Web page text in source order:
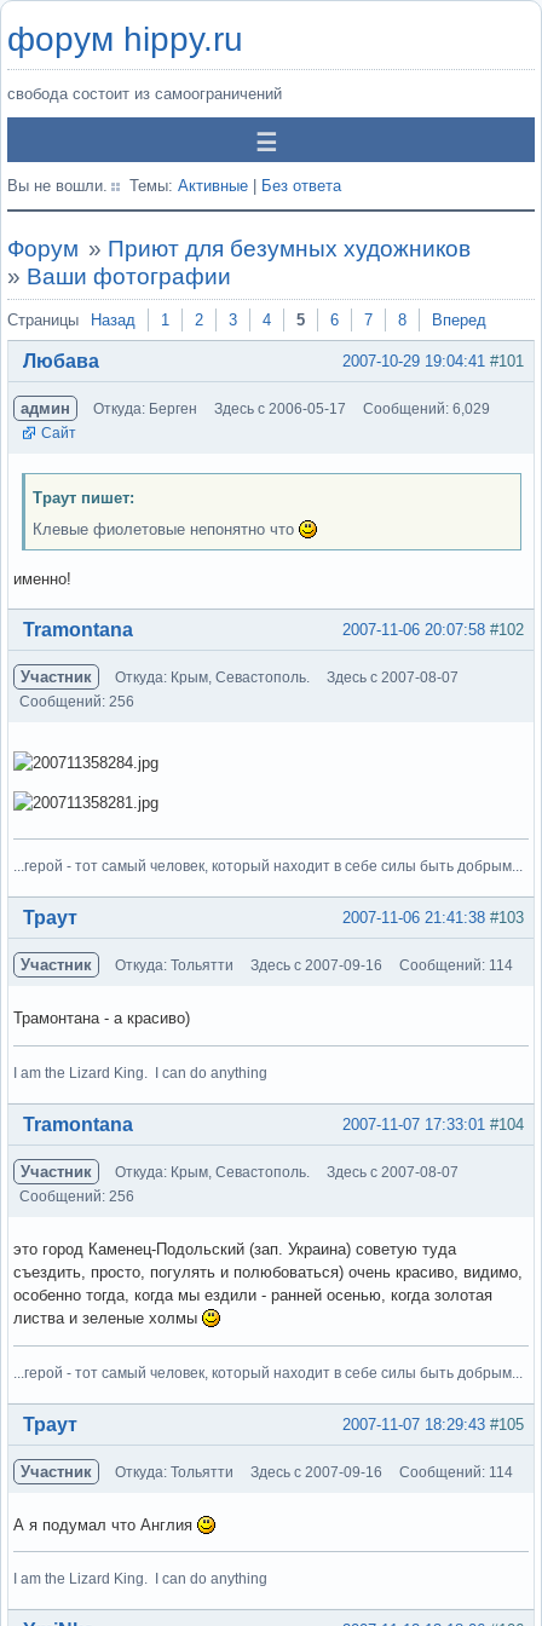
форум hippy.ru
свобода состоит из самоограничений
Вы не вошли. Темы: Активные Без ответа
Форум » Приют для безумных художников
» Ваши фотографии
Страницы Назад 1 2 3 4 5 6 7 8 Вперед
#101
2007-10-29 19:04:41
Любава
админ Откуда: Берген Здесь с 2006-05-17
Сообщений: 6,029
Сайт
Траут пишет:
Клевые фиолетовые непонятно что
именно!
Вне форума #102
2007-11-06 20:07:58
Tramontana
Участник Откуда: Крым, Севастополь.
Здесь с 2007-08-07
Сообщений: 256
...герой - тот самый человек, который находит в себе силы быть добрым...
Вне форума #103
2007-11-06 21:41:38
Траут
Участник Откуда: Тольятти Здесь с 2007-09-16 Сообщений: 114
Трамонтана - а красиво)
I am the Lizard King. I can do anything
Вне форума #104
2007-11-07 17:33:01
Tramontana
Участник Откуда: Крым, Севастополь.
Здесь с 2007-08-07
Сообщений: 256
это город Каменец-Подольский (зап. Украина) советую туда
съездить, просто, погулять и полюбоваться) очень красиво, видимо,
особенно тогда, когда мы ездили - ранней осенью, когда золотая
листва и зеленые холмы
...герой - тот самый человек, который находит в себе силы быть добрым...
Вне форума #105
2007-11-07 18:29:43
Траут
Участник Откуда: Тольятти Здесь с 2007-09-16 Сообщений: 114
А я подумал что Англия
I am the Lizard King. I can do anything